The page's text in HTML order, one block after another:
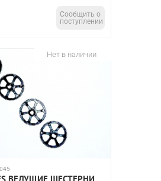
Сообщить о
поступлении
Нет в наличии